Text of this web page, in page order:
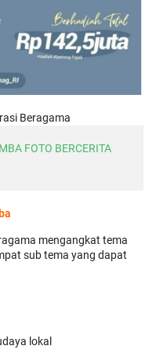
Beragama
FOTO BERCERITA
mengangkat tema
sub tema yang dapat
lokal